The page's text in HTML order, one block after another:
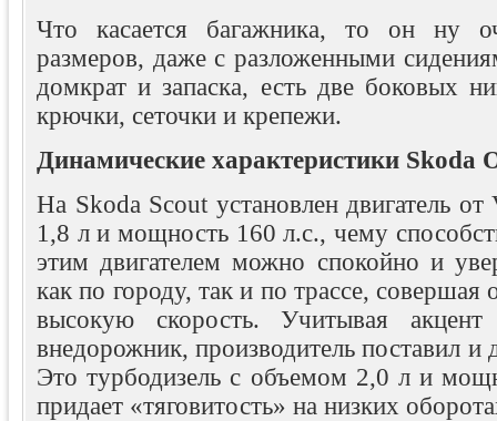
Что касается багажника, то он ну
размеров, даже с разложенными
домкрат и запаска, есть две боковых
крючки, сеточки и крепежи.
Динамические характеристики Skoda
На Skoda Scout установлен двигатель
1,8 л и мощность 160 л.с., чему
этим двигателем можно спокойно и
как по городу, так и по трассе, совершая
высокую скорость. Учитывая
внедорожник, производитель поставил и
Это турбодизель с объемом 2,0 л и
придает «тяговитость» на низких